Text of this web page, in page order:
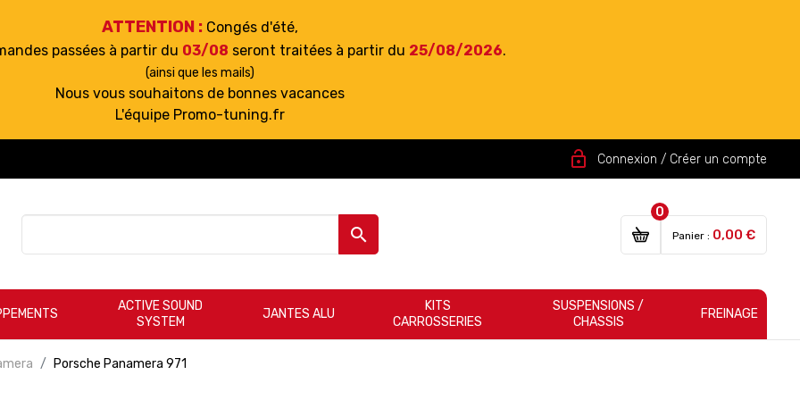
ATTENTION : Congés d'été,
passées à partir du 03/08 seront traitées à partir du 25/08/2026.
(ainsi que les mails)
Nous vous souhaitons de bonnes vacances
L'équipe Promo-tuning.fr
lock_open Connexion / Créer un compte

0
Panier : 0,00 €
ACTIVE SOUND
SYSTEM
JANTES ALU
KITS
CARROSSERIES
SUSPENSIONS /
CHASSIS
FREINAGE
Porsche Panamera 971